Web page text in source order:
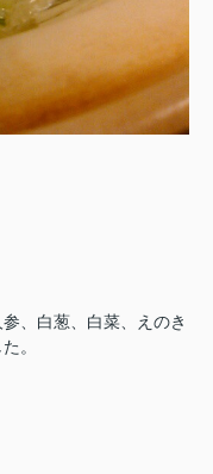
、白葱、白菜、えのき
。